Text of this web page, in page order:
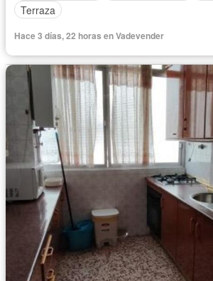
Terraza
Hace 3 días, 22 horas en Vadevender